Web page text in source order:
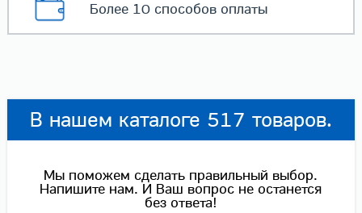
Более 10 способовоплаты
В нашем каталоге 517 товаров.
Мы поможем сделать правильный выбор.
Напишите нам. И Ваш вопрос не останется
без ответа!